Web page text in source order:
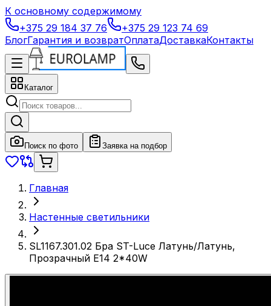
К основному содержимому
+375 29 184 37 76
+375 29 123 74 69
БлогГарантия и возвратОплатаДоставкаКонтакты
Каталог
Поиск по фото Заявка на подбор
Главная
Настенные светильники
SL1167.301.02 Бра ST-Luce Латунь/Латунь,
Прозрачный E14 2*40W